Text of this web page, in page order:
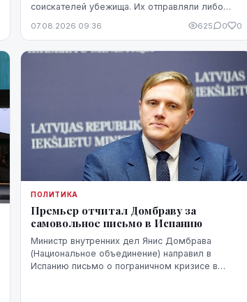
соискателей убежища. Их отправляли либо
через Эстонию.
07.08.2026 09:36 625 0 0
ПОЛИТИКА
Премьер отчитал Домбраву за
самовольное письмо в Испанию
Министр внутренних дел Янис Домбрава
(Национальное объединение) направил в
Испанию письмо о пограничном кризисе в